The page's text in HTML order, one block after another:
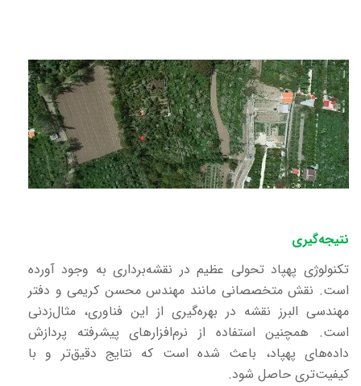
نتیجه‌گیری
تکنولوژی پهپاد تحولی عظیم در نقشه‌برداری به وجود آورده
است. نقش متخصصانی مانند مهندس محسن کریمی و دفتر
مهندسی البرز نقشه در بهره‌گیری از این فناوری، مثال‌زدنی
است. همچنین استفاده از نرم‌افزارهای پیشرفته پردازش
داده‌های پهپاد، باعث شده است که نتایج دقیق‌تر و با
کیفیت‌تری حاصل شود.